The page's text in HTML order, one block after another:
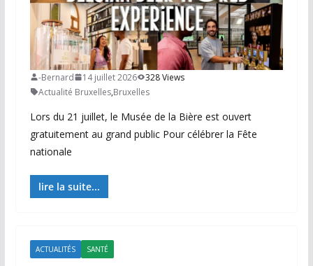
-Bernard 14 juillet 2026
328 Views
Actualité Bruxelles,Bruxelles
Lors du 21 juillet, le Musée de la Bière est ouvert
gratuitement au grand public Pour célébrer la Fête
nationale
lire la suite...
ACTUALITÉS SANTÉ